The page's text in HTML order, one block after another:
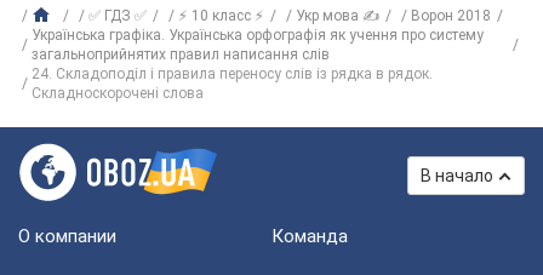
✅ ГДЗ ✅ ⚡ 10 класс ⚡ Укр мова ✍
Ворон 2018
Українська графіка. Українська орфографія як учення про систему
загальноприйнятих правил написання слів
24. Складоподіл і правила переносу слів із рядка в рядок.
Складноскорочені слова
В начало
О компании Команда